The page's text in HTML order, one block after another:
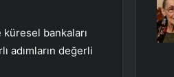
küresel bankaları
adımların değerli